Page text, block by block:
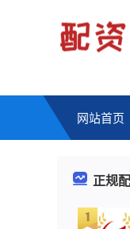
网站首页
正规